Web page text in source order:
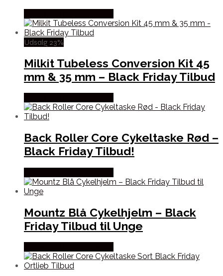
Udsalg 23%
Milkit Tubeless Conversion Kit 45
mm & 35 mm – Black Friday Tilbud
Back Roller Core Cykeltaske Rød –
Black Friday Tilbud!
Mountz Blå Cykelhjelm – Black
Friday Tilbud til Unge